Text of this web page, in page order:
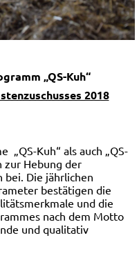
„QS-Kuh“
2018
„QS-Kuh“ als auch „QS-
zur Hebung der
Die jährlichen
bestätigen die
und die
nach dem Motto
und qualitativ